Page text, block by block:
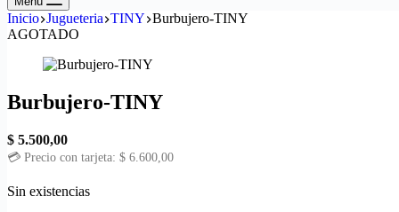
Inicio Jugueteria TINY Burbujero-TINY
AGOTADO
Burbujero-TINY
$ 5.500,00
💳 Precio con tarjeta: $ 6.600,00
Sin existencias